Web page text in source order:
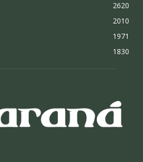
2620
2010
1971
1830